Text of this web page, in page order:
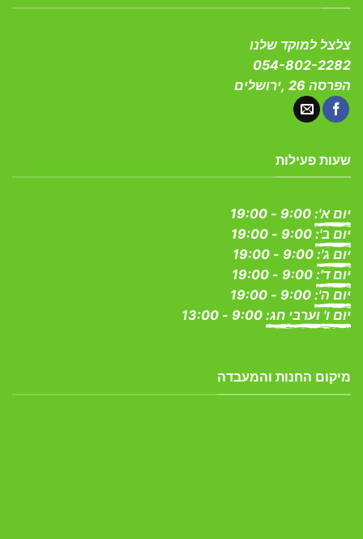
צלצל למוקד שלנו
054-802-2282
הפרסה 26 ,ירושלים
שעות פעילות
יום א':
יום ב':
יום ג':
יום ד':
יום ה':
יום ו' וערבי חג:
מיקום החנות והמעבדה